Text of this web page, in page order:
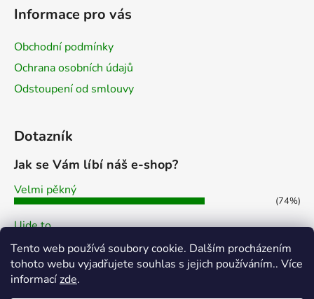
Tento web používá soubory cookie. Dalším procházením
tohoto webu vyjadřujete souhlas s jejich používáním.. Více
informacízde.
Informace pro vás
Obchodní podmínky
Ochrana osobních údajů
Odstoupení od smlouvy
Dotazník
Jak se Vám líbí náš e-shop?
Velmi pěkný
(74%)
Ujde to
Nelíbí se mi
(19%)